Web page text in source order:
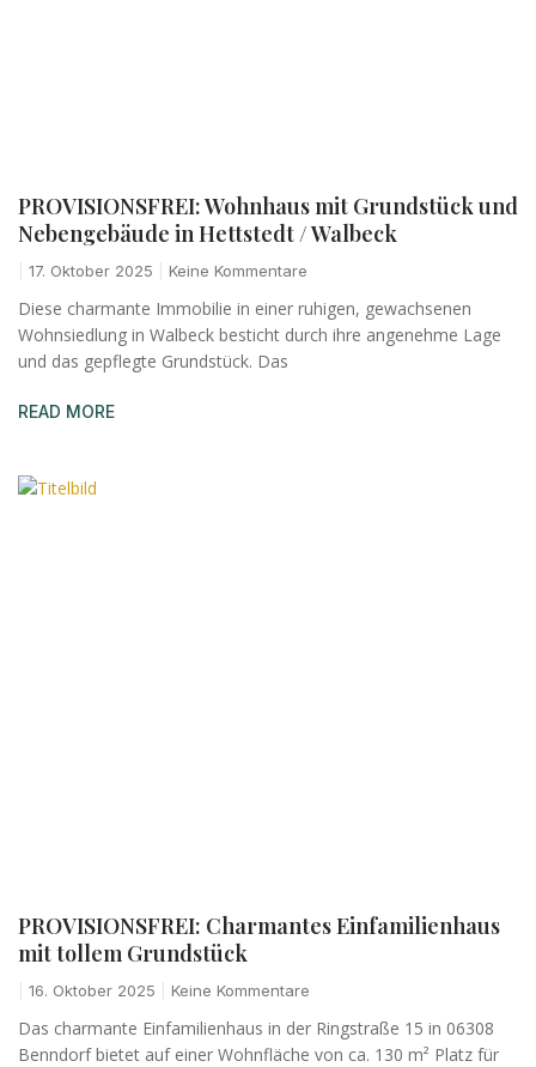
PROVISIONSFREI: Wohnhaus mit Grundstück und
Nebengebäude in Hettstedt / Walbeck
17. Oktober 2025 Keine Kommentare
Diese charmante Immobilie in einer ruhigen, gewachsenen
Wohnsiedlung in Walbeck besticht durch ihre angenehme Lage
und das gepflegte Grundstück. Das
READ MORE
PROVISIONSFREI: Charmantes Einfamilienhaus
mit tollem Grundstück
16. Oktober 2025 Keine Kommentare
Das charmante Einfamilienhaus in der Ringstraße 15 in 06308
Benndorf bietet auf einer Wohnfläche von ca. 130 m² Platz für